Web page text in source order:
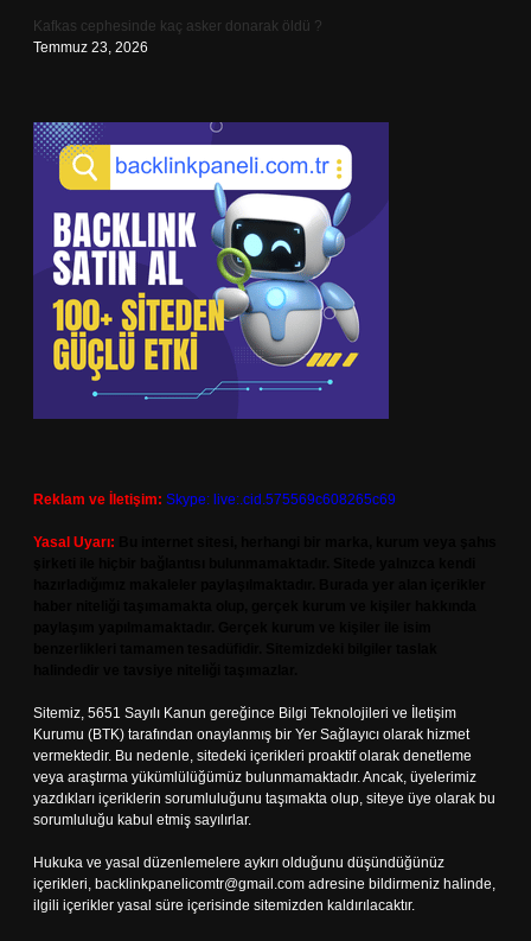
Kafkas cephesinde kaç asker donarak öldü ?
Temmuz 23, 2026
Reklam ve İletişim: Skype: live:.cid.575569c608265c69
Yasal Uyarı:
Sitemiz, 5651 Sayılı Kanun gereğince Bilgi Teknolojileri ve İletişim
Kurumu (BTK) tarafından onaylanmış bir Yer Sağlayıcı olarak hizmet
vermektedir. Bu nedenle, sitedeki içerikleri proaktif olarak denetleme
veya araştırma yükümlülüğümüz bulunmamaktadır. Ancak, üyelerimiz
yazdıkları içeriklerin sorumluluğunu taşımakta olup, siteye üye olarak bu
sorumluluğu kabul etmiş sayılırlar.
Hukuka ve yasal düzenlemelere aykırı olduğunu düşündüğünüz
içerikleri, backlinkpanelicomtr@gmail.com adresine bildirmeniz halinde,
ilgili içerikler yasal süre içerisinde sitemizden kaldırılacaktır.